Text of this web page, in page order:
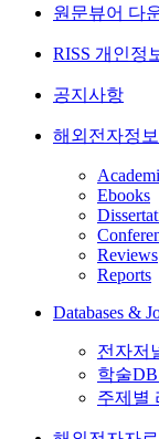
원문뷰어 다
RISS 개인정
공지사항
해외전자정
Ebooks
Reviews
Reports
Databases &
전자저
학술
주제별